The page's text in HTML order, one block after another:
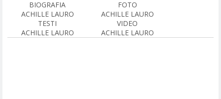
BIOGRAFIA
ACHILLE LAURO
FOTO
ACHILLE LAURO
TESTI
ACHILLE LAURO
VIDEO
ACHILLE LAURO